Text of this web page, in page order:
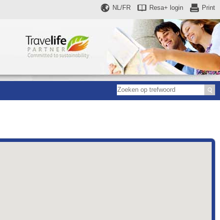
Print
Resa+ login
NL/FR